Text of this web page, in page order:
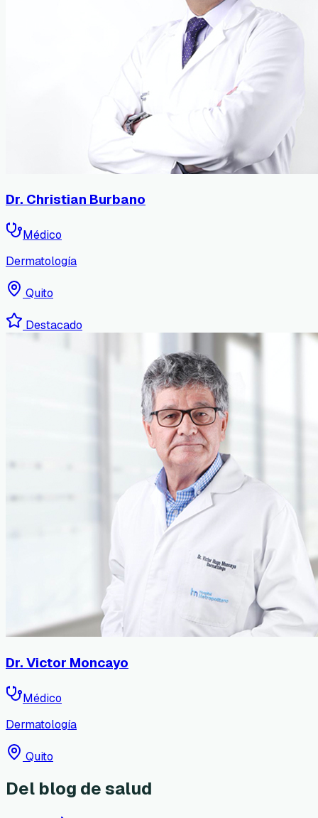
Dr. Christian Burbano
Médico
Dermatología
Quito
Destacado
Dr. Victor Moncayo
Médico
Dermatología
Quito
Del blog de salud